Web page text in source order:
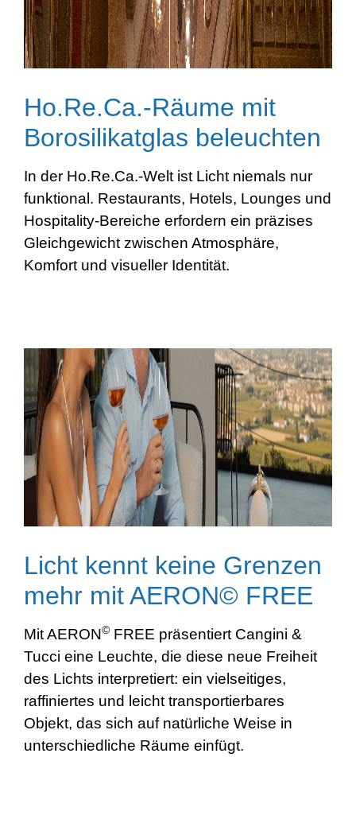
Ho.Re.Ca.-Räume mit
Borosilikatglas beleuchten
In der Ho.Re.Ca.-Welt ist Licht niemals nur
funktional. Restaurants, Hotels, Lounges und
Hospitality-Bereiche erfordern ein präzises
Gleichgewicht zwischen Atmosphäre,
Komfort und visueller Identität.
Licht kennt keine Grenzen
mehr mit AERON© FREE
Mit AERON© FREE präsentiert Cangini &
Tucci eine Leuchte, die diese neue Freiheit
des Lichts interpretiert: ein vielseitiges,
raffiniertes und leicht transportierbares
Objekt, das sich auf natürliche Weise in
unterschiedliche Räume einfügt.